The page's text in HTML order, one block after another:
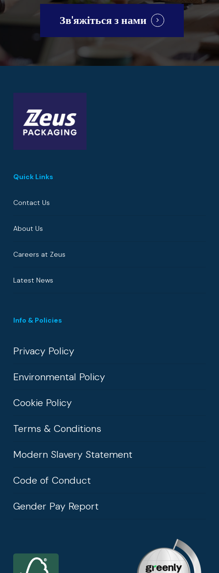
Зв'яжіться з нами
Quick Links
Contact Us
About Us
Careers at Zeus
Latest News
Info & Policies
Privacy Policy
Environmental Policy
Cookie Policy
Terms & Conditions
Modern Slavery Statement
Code of Conduct
Gender Pay Report